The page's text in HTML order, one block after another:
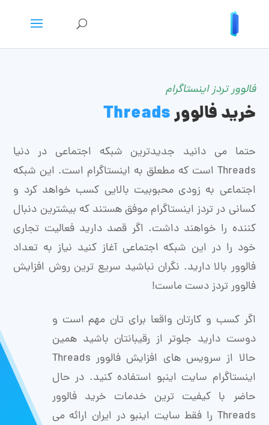
فالوور تردز اینستاگرام
خرید فالوورThreads
حتما می دانید جدیدترین شبکه اجتماعی در دنیا
Threads است که مطعلق به اینستاگرام است. این شبکه
اجتماعی به زودی محبوبیت بالایی کسب خواهد کرد و
کسانی در تردز اینستاگرام موفق هستند که بیشترین دنبال
کننده را خواهند داشت. اگر قصد دارید فعالیت تجاری
خود را در این شبکه اجتماعی آغاز کنید نیاز به تعداد
فالوور بالا دارید. نگران نباشید سریع ترین روش افزایش
فالوور تردز دست ماست!
اگر کسب و کارتان واقعا برای تان مهم است و
دوست دارید جلوتر از رقیبانتان باشید همین
حالا از سرویس های افزایش فالوور Threads
اینستاگرام سایت اینبو استفاده کنید. در حال
حاضر با کیفیت ترین خدمات خرید فالوور
Threads را فقط سایت اینبو در ایران ارائه می